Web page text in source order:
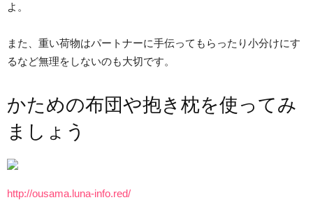
よ。
また、重い荷物はパートナーに手伝ってもらったり小分けにす
るなど無理をしないのも大切です。
かための布団や抱き枕を使ってみ
ましょう
http://ousama.luna-info.red/